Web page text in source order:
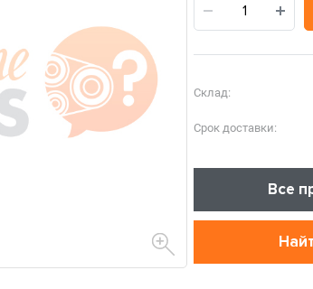
Склад:
Срок доставки:
Все